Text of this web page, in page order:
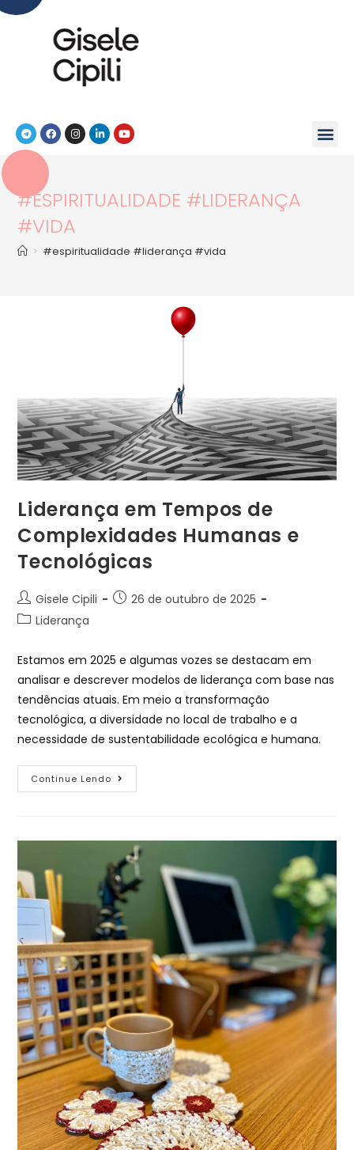
#ESPIRITUALIDADE #LIDERANÇA
#VIDA
> #espiritualidade #liderança #vida
Liderança em Tempos de
Complexidades Humanas e
Tecnológicas
Gisele Cipili
26 de outubro de 2025
Liderança
Estamos em 2025 e algumas vozes se destacam em
analisar e descrever modelos de liderança com base nas
tendências atuais. Em meio a transformação
tecnológica, a diversidade no local de trabalho e a
necessidade de sustentabilidade ecológica e humana.
Continue Lendo